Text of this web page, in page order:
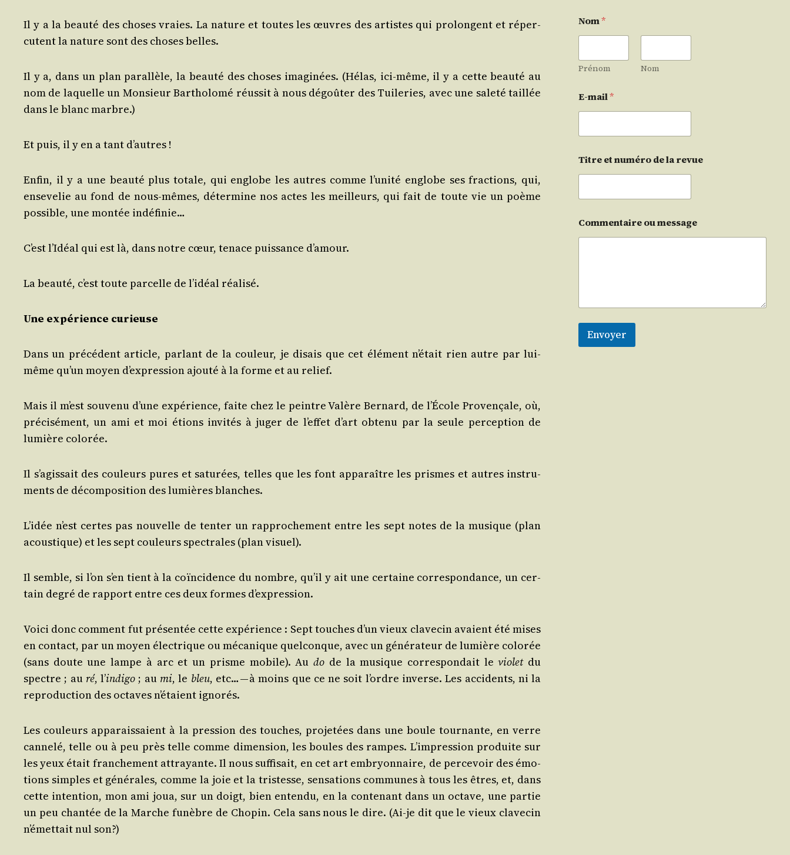
Il y a la beau­té des choses vraies. La nature et toutes les œuvres des artistes qui pro­longent et réper­
cutent la nature sont des choses belles.
Il y a, dans un plan paral­lèle, la beau­té des choses ima­gi­nées. (Hélas, ici-même, il y a cette beau­té au
nom de laquelle un Mon­sieur Bar­tho­lo­mé réus­sit à nous dégoû­ter des Tui­le­ries, avec une sale­té taillée
dans le blanc marbre.)
Et puis, il y en a tant d’autres !
Enfin, il y a une beau­té plus totale, qui englobe les autres comme l’unité englobe ses frac­tions, qui,
ense­ve­lie au fond de nous-mêmes, déter­mine nos actes les meilleurs, qui fait de toute vie un poème
pos­sible, une mon­tée indéfinie…
C’est l’Idéal qui est là, dans notre cœur, tenace puis­sance d’amour.
La beau­té, c’est toute par­celle de l’idéal réalisé.
Une expé­rience curieuse
Dans un pré­cé­dent article, par­lant de la cou­leur, je disais que cet élé­ment n’était rien autre par lui-
même qu’un moyen d’expression ajou­té à la forme et au relief.
Mais il m’est sou­ve­nu d’une expé­rience, faite chez le peintre Valère Ber­nard, de l’École Pro­ven­çale, où,
pré­ci­sé­ment, un ami et moi étions invi­tés à juger de l’effet d’art obte­nu par la seule per­cep­tion de
lumière colorée.
Il s’agissait des cou­leurs pures et satu­rées, telles que les font appa­raître les prismes et autres ins­tru­
ments de décom­po­si­tion des lumières blanches.
L’idée n’est certes pas nou­velle de ten­ter un rap­pro­che­ment entre les sept notes de la musique (plan
acous­tique) et les sept cou­leurs spec­trales (plan visuel).
Il semble, si l’on s’en tient à la coïn­ci­dence du nombre, qu’il y ait une cer­taine cor­res­pon­dance, un cer­
tain degré de rap­port entre ces deux formes d’expression.
Voi­ci donc com­ment fut pré­sen­tée cette expé­rience : Sept touches d’un vieux cla­ve­cin avaient été mises
en contact, par un moyen élec­trique ou méca­nique quel­conque, avec un géné­ra­teur de lumière colo­rée
(sans doute une lampe à arc et un prisme mobile). Audo de la musique cor­res­pon­dait levio­letdu
spectre ; au ré, l’indi­go ; au mi, le bleu, etc… — à moins que ce ne soit l’ordre inverse. Les acci­dents, ni la
repro­duc­tion des octaves n’étaient ignorés.
Les cou­leurs appa­rais­saient à la pres­sion des touches, pro­je­tées dans une boule tour­nante, en verre
can­ne­lé, telle ou à peu près telle comme dimen­sion, les boules des rampes. L’impression pro­duite sur
les yeux était fran­che­ment attrayante. Il nous suf­fi­sait, en cet art embryon­naire, de per­ce­voir des émo­
tions simples et géné­rales, comme la joie et la tris­tesse, sen­sa­tions com­munes à tous les êtres, et, dans
cette inten­tion, mon ami joua, sur un doigt, bien enten­du, en la conte­nant dans un octave, une par­tie
un peu chan­tée de la Marche funèbre de Cho­pin. Cela sans nous le dire. (Ai-je dit que le vieux cla­ve­cin
n’émettait nul son?)
Nom*
Prénom Nom
E-mail*
Titre et numéro de la revue
Commentaire ou message
Envoyer